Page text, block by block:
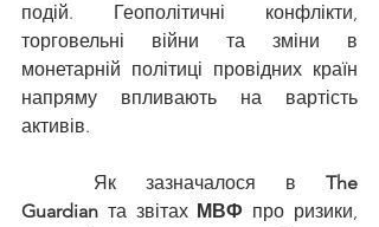
подій. Геополітичні конфлікти,
торговельні війни та зміни в
монетарній політиці провідних країн
напряму впливають на вартість
активів.
	Як зазначалося в
The
Guardian та звітах МВФ про ризики,